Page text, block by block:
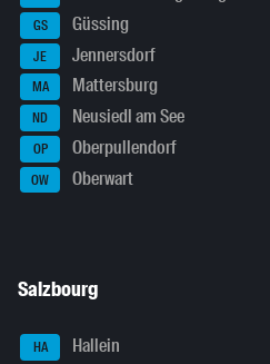
GS Güssing
JE Jennersdorf
MA Mattersburg
ND Neusiedl am See
OP Oberpullendorf
OW Oberwart
Salzbourg
HA Hallein